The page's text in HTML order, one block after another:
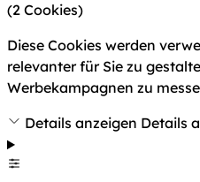
(2 Cookies)
Diese Cookies werden
relevanter für Sie zu
Werbekampagnen zu
Details anzeigen Details